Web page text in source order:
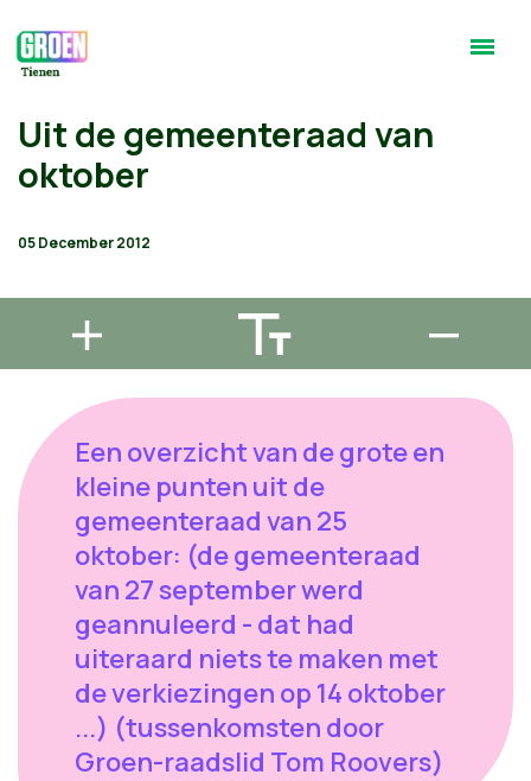
Uit de gemeenteraad van
oktober
05 December 2012
Een overzicht van de grote en
kleine punten uit de
gemeenteraad van 25
oktober: (de gemeenteraad
van 27 september werd
geannuleerd - dat had
uiteraard niets te maken met
de verkiezingen op 14 oktober
...) (tussenkomsten door
Groen-raadslid Tom Roovers)